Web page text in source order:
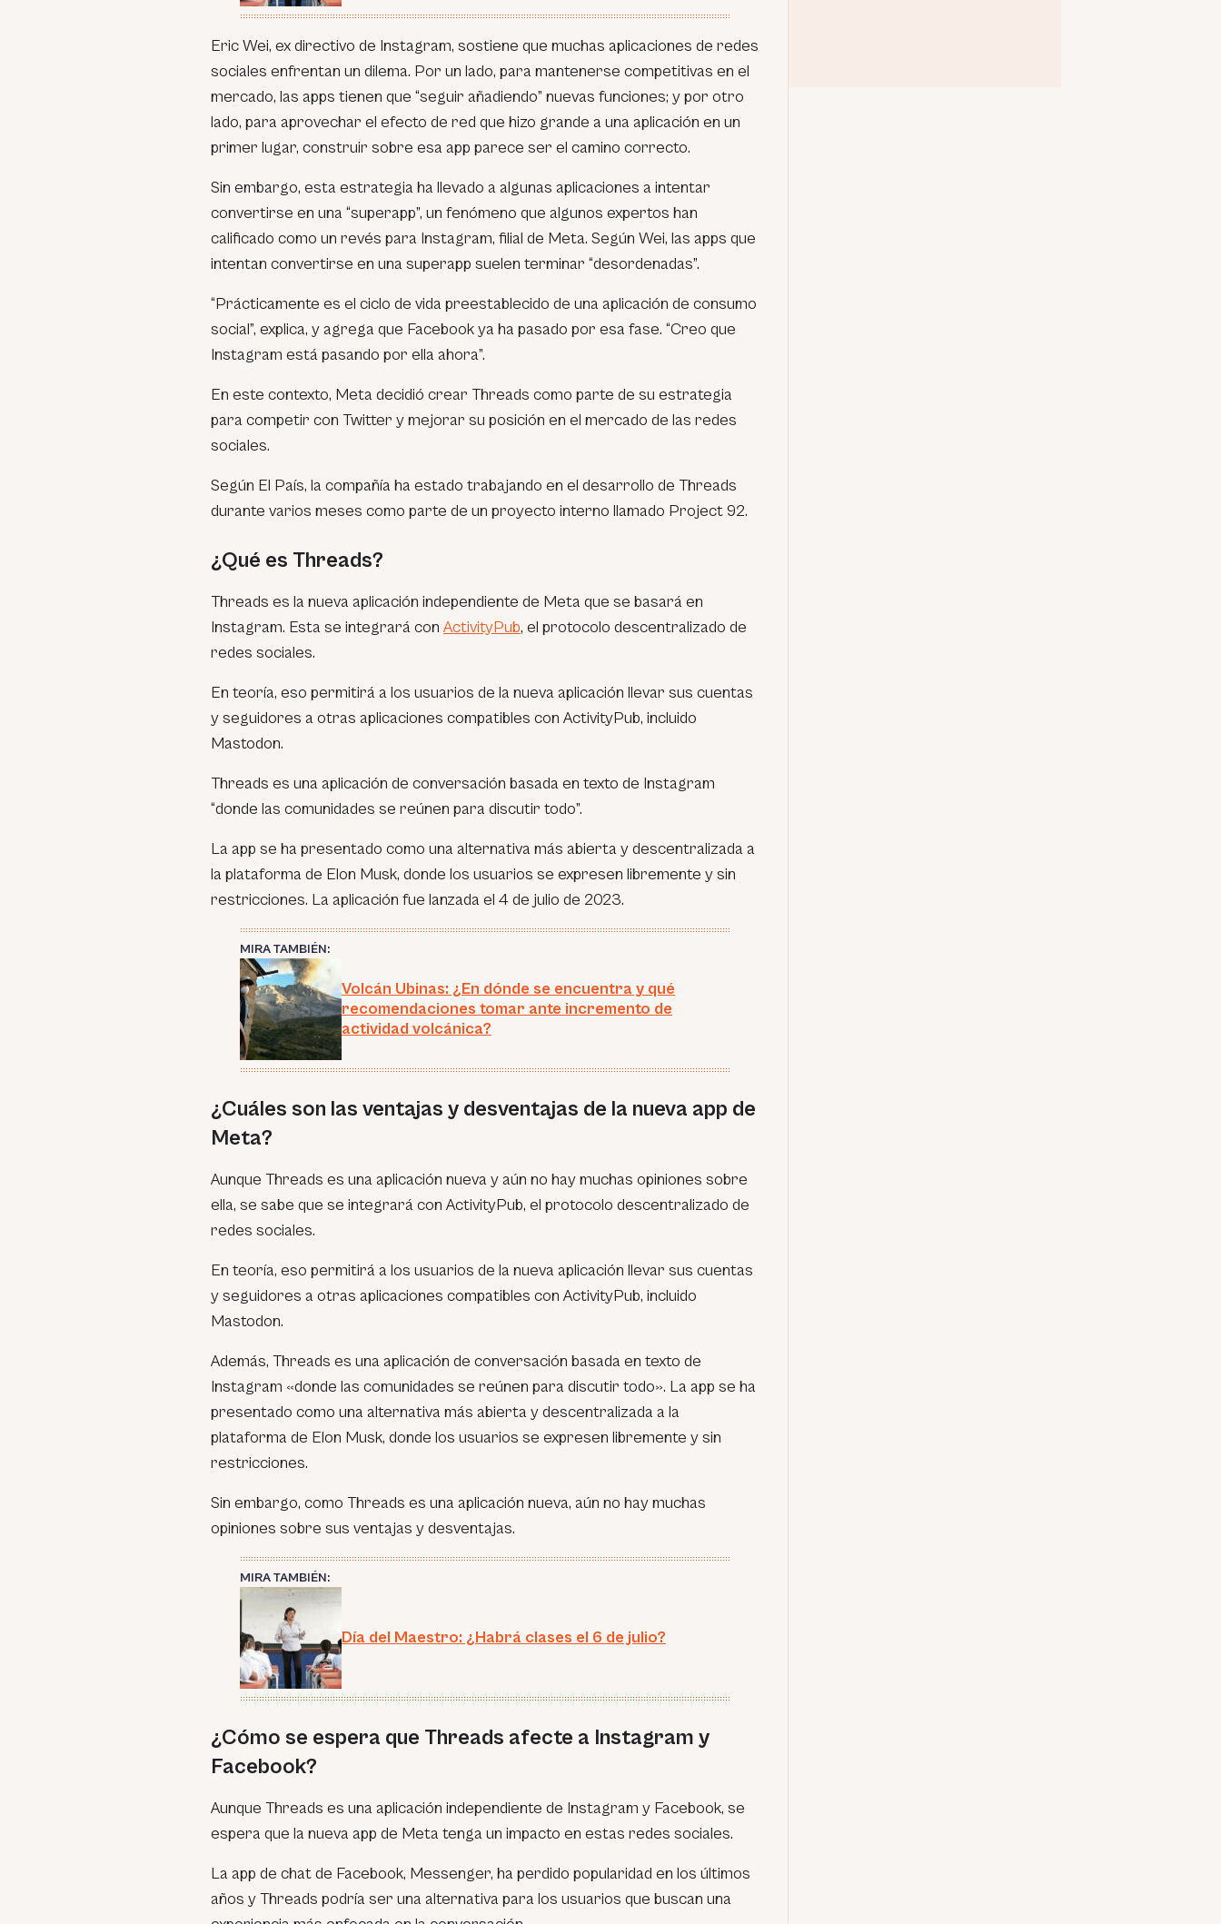
Eric Wei, ex directivo de Instagram, sostiene que muchas aplicaciones de redes
sociales enfrentan un dilema. Por un lado, para mantenerse competitivas en el
mercado, las apps tienen que “seguir añadiendo” nuevas funciones; y por otro
lado, para aprovechar el efecto de red que hizo grande a una aplicación en un
primer lugar, construir sobre esa app parece ser el camino correcto.
Sin embargo, esta estrategia ha llevado a algunas aplicaciones a intentar
convertirse en una “superapp”, un fenómeno que algunos expertos han
calificado como un revés para Instagram, filial de Meta. Según Wei, las apps que
intentan convertirse en una superapp suelen terminar “desordenadas”.
“Prácticamente es el ciclo de vida preestablecido de una aplicación de consumo
social”, explica, y agrega que Facebook ya ha pasado por esa fase. “Creo que
Instagram está pasando por ella ahora”.
En este contexto, Meta decidió crear Threads como parte de su estrategia
para competir con Twitter y mejorar su posición en el mercado de las redes
sociales.
Según El País, la compañía ha estado trabajando en el desarrollo de Threads
durante varios meses como parte de un proyecto interno llamado Project 92.
¿Qué es Threads?
Threads es la nueva aplicación independiente de Meta que se basará en
Instagram. Esta se integrará con ActivityPub, el protocolo descentralizado de
redes sociales.
En teoría, eso permitirá a los usuarios de la nueva aplicación llevar sus cuentas
y seguidores a otras aplicaciones compatibles con ActivityPub, incluido
Mastodon.
Threads es una aplicación de conversación basada en texto de Instagram
“donde las comunidades se reúnen para discutir todo”.
La app se ha presentado como una alternativa más abierta y descentralizada a
la plataforma de Elon Musk, donde los usuarios se expresen libremente y sin
restricciones. La aplicación fue lanzada el 4 de julio de 2023.
MIRA TAMBIÉN:
Volcán Ubinas: ¿En dónde se encuentra y qué
recomendaciones tomar ante incremento de
actividad volcánica?
¿Cuáles son las ventajas y desventajas de la nueva app de
Meta?
Aunque Threads es una aplicación nueva y aún no hay muchas opiniones sobre
ella, se sabe que se integrará con ActivityPub, el protocolo descentralizado de
redes sociales.
En teoría, eso permitirá a los usuarios de la nueva aplicación llevar sus cuentas
y seguidores a otras aplicaciones compatibles con ActivityPub, incluido
Mastodon.
Además, Threads es una aplicación de conversación basada en texto de
Instagram «donde las comunidades se reúnen para discutir todo». La app se ha
presentado como una alternativa más abierta y descentralizada a la
plataforma de Elon Musk, donde los usuarios se expresen libremente y sin
restricciones.
Sin embargo, como Threads es una aplicación nueva, aún no hay muchas
opiniones sobre sus ventajas y desventajas.
MIRA TAMBIÉN:
Día del Maestro: ¿Habrá clases el 6 de julio?
¿Cómo se espera que Threads afecte a Instagram y
Facebook?
Aunque Threads es una aplicación independiente de Instagram y Facebook, se
espera que la nueva app de Meta tenga un impacto en estas redes sociales.
La app de chat de Facebook, Messenger, ha perdido popularidad en los últimos
años y Threads podría ser una alternativa para los usuarios que buscan una